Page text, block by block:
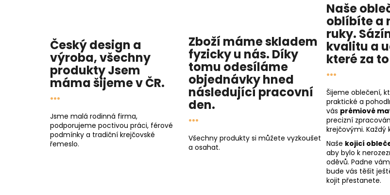
Český design a
výroba, všechny
produktyJsem
mámašijeme v ČR.
...
Jsme malá rodinná firma,
podporujeme poctivou práci, férové
podmínky a tradiční krejčovské
řemeslo.
Zboží máme skladem
fyzicky u nás. Díky
tomu odesíláme
objednávky hned
následující pracovní
den.
...
Všechny produkty si můžete vyzkoušet
a osahat.
Naše
oblíbíte a
ruky.
kvalitu a
které za
...
Šijeme oblečení,
praktické a
vás prémiové
precizní
krejčovými. Každý
Naše kojicí
aby bylo k
oděvů. Padne
bude vás těšit
kojit přestanete.